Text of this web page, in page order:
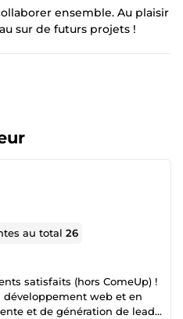
ensemble. Au plaisir
sur de futurs projets !
au total26
satisfaits (hors ComeUp) !
développement web et en
et de génération de leads,